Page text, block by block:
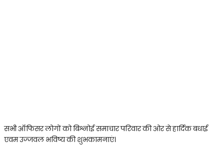
सभी ऑफिसर लोगों को बिश्नोई समाचार परिवार की ओर से हार्दिक बधाई
एवम उज्जवल भविष्य की शुभकामनाएं।